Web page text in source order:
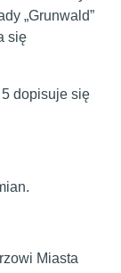
„Grunwald”
się
dopisuje się
Miasta